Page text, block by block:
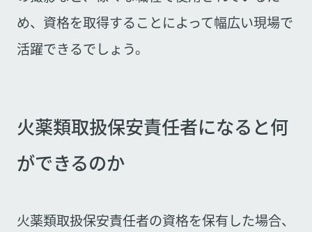
め、資格を取得することによって幅広い現場で
活躍できるでしょう。
火薬類取扱保安責任者になると何
ができるのか
火薬類取扱保安責任者の資格を保有した場合、